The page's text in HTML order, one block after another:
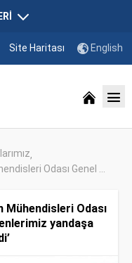
Site Haritası English
Odası Genel ...
Mühendisleri Odası
yandaşa